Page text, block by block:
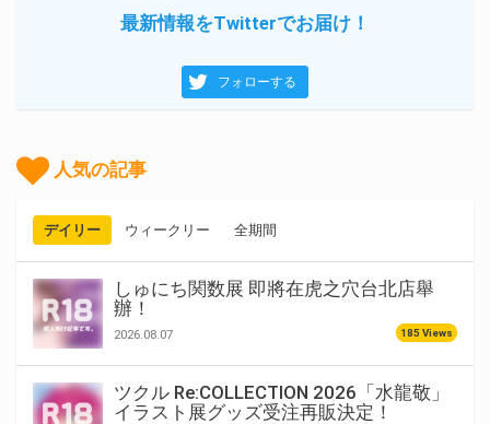
最新情報をTwitterでお届け！
フォローする
人気の記事
デイリー ウィークリー 全期間
しゅにち関数展 即將在虎之穴台北店舉
辦！
2026.08.07 185 Views
ツクル Re:COLLECTION 2026「水龍敬」
イラスト展グッズ受注再販決定！